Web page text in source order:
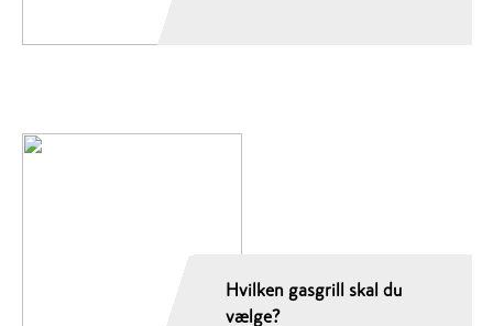
Hvilken gasgrill skal du
vælge?